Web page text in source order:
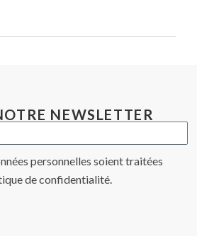
NEWSLETTER
personnelles soient traitées
de confidentialité.